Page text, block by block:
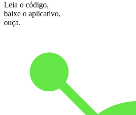
Leia o código,
baixe o aplicativo,
ouça.